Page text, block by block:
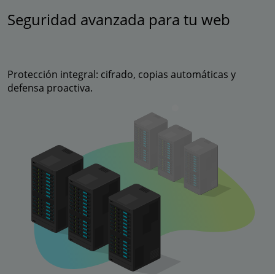
Seguridad avanzada para tu web
Protección integral: cifrado, copias automáticas y
defensa proactiva.